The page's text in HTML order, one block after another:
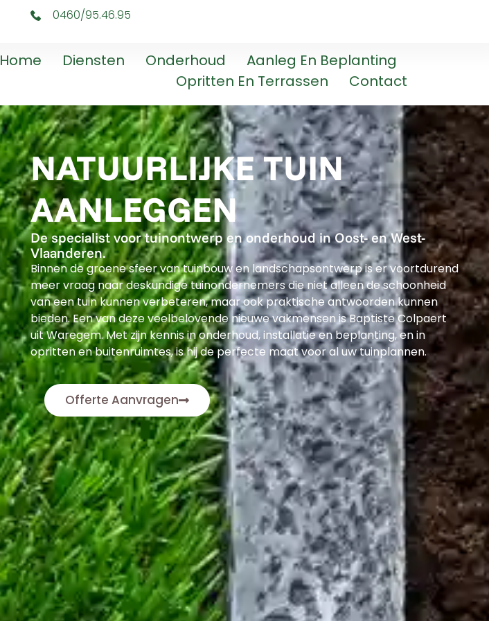
0460/95.46.95
Home Diensten Onderhoud
Aanleg En Beplanting
Opritten En Terrassen
Contact
NATUURLIJKE TUIN
AANLEGGEN
De specialist voor tuinontwerp en onderhoud in Oost- en West-
Vlaanderen.
Binnen de groene sfeer van tuinbouw en landschapsontwerp is er voortdurend
meer vraag naar deskundige tuinondernemers die niet alleen de schoonheid
van een tuin kunnen verbeteren, maar ook praktische antwoorden kunnen
bieden. Een van deze veelbelovende nieuwe vakmensen is Baptiste Colpaert
uit Waregem. Met zijn kennis in onderhoud, installatie en beplanting, en in
opritten en buitenruimtes, is hij de perfecte maat voor al uw tuinplannen.
Offerte Aanvragen